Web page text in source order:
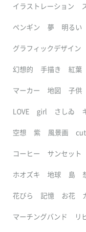
イラストレーション
ペンギン 夢 明るい
グラフィックデザイン
幻想的 手描き 紅葉
マーカー 地図 子供
LOVE girl さしゐ
空想 紫 風景画
コーヒー サンセット
ホオズキ 地球 島
花びら 記憶 お花
マーチングバンド リ